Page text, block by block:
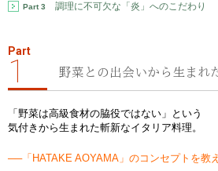
Part 3 調理に不可欠な「炎」へのこだわり
Part
1 野菜との出会いから生まれ
「野菜は高級食材の脇役ではない」という
気付きから生まれた斬新なイタリア料理。
──「HATAKE AOYAMA」のコンセプトを教